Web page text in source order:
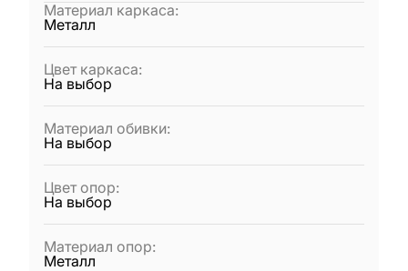
Материал каркаса:
Металл
Цвет каркаса:
На выбор
Материал обивки:
На выбор
Цвет опор:
На выбор
Материал опор:
Металл